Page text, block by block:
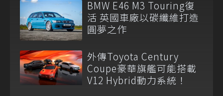
BMW E46 M3 Touring復
活 英國車廠以碳纖維打造
圓夢之作
外傳Toyota Century
Coupe豪華旗艦可能搭載
V12 Hybrid動力系統！